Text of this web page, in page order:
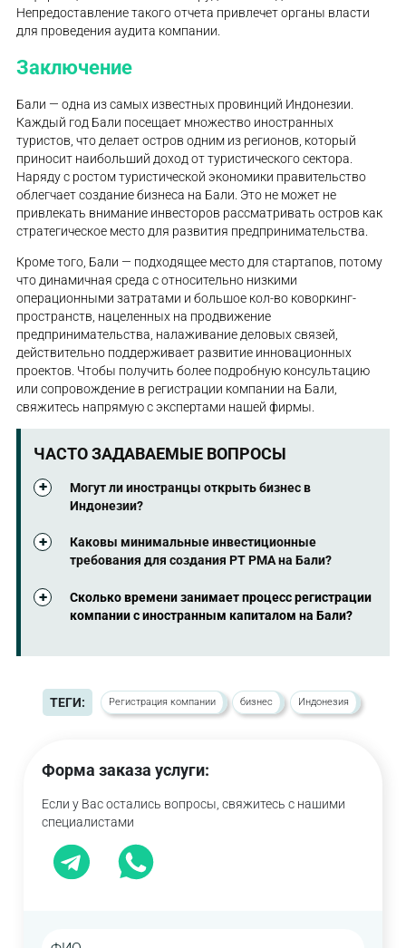
Непредоставление такого отчета привлечет органы власти
для проведения аудита компании.
Заключение
Бали — одна из самых известных провинций Индонезии.
Каждый год Бали посещает множество иностранных
туристов, что делает остров одним из регионов, который
приносит наибольший доход от туристического сектора.
Наряду с ростом туристической экономики правительство
облегчает создание бизнеса на Бали. Это не может не
привлекать внимание инвесторов рассматривать остров как
стратегическое место для развития предпринимательства.
Кроме того, Бали — подходящее место для стартапов, потому
что динамичная среда с относительно низкими
операционными затратами и большое кол-во коворкинг-
пространств, нацеленных на продвижение
предпринимательства, налаживание деловых связей,
действительно поддерживает развитие инновационных
проектов. Чтобы получить более подробную консультацию
или сопровождение в регистрации компании на Бали,
свяжитесь напрямую с экспертами нашей фирмы.
ЧАСТО ЗАДАВАЕМЫЕ ВОПРОСЫ
Могут ли иностранцы открыть бизнес в
Индонезии?
предприятия в Индонезии, в том числе на Бали,
однако есть определенные ограничения
Свяжитесь с нами для получения дополнительной
информации.
Каковы минимальные инвестиционные
требования для создания PT PMA на Бали?
регистрации PMA должен превышать 10
миллиардов индонезийских рупий. Однако эта
денежного депозита. Бизнес-активы могут
земли и зданий.
Сколько времени занимает процесс регистрации
компании с иностранным капиталом на Бали?
ТЕГИ: Регистрация компании бизнес Индонезия
Форма заказа услуги:
Если у Вас остались вопросы, свяжитесь с нашими
специалистами